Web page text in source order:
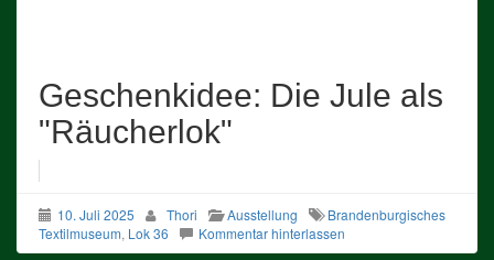
Geschenkidee: Die Jule als
"Räucherlok"
10. Juli 2025 Thori Ausstellung
Brandenburgisches
Textilmuseum, Lok 36 Kommentar hinterlassen